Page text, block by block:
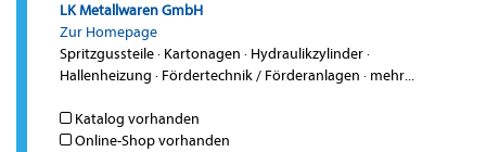
LK Metallwaren GmbH
Zur Homepage
Spritzgussteile· Kartonagen · Hydraulikzylinder·
Hallenheizung · Fördertechnik / Förderanlagen · mehr...
Katalog vorhanden
Online-Shop vorhanden